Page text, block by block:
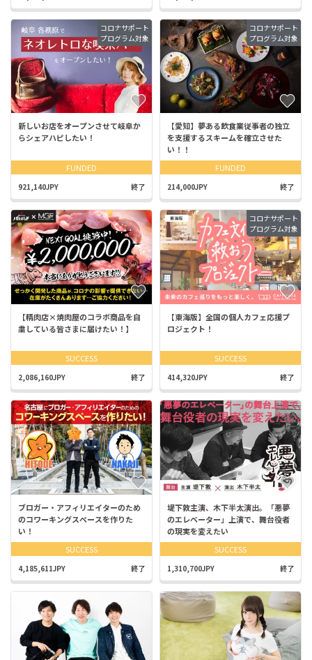
コロナサポート
プログラム対象
新しいお店をオープンさせて岐阜か
らシェアハピしたい！
FUNDED
921,140JPY 終了
コロナサポート
プログラム対象
【愛知】夢ある飲食業従事者の独立
を支援するスキームを確立させた
い！！
FUNDED
214,000JPY 終了
【精肉店×焼肉屋のコラボ商品を自
粛している皆さまに届けたい！】
SUCCESS
2,086,160JPY 終了
コロナサポート
プログラム対象
【東海版】全国の個人カフェ応援プ
ロジェクト！
SUCCESS
414,320JPY 終了
ブロガー・アフィリエイターのため
のコワーキングスペースを作りた
い！
SUCCESS
4,185,611JPY 終了
堤下敦主演、木下半太演出。「悪夢
のエレベーター」上演で、舞台役者
の現実を変えたい
SUCCESS
1,310,700JPY 終了